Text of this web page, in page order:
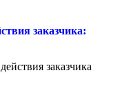
заказчика:
заказчика